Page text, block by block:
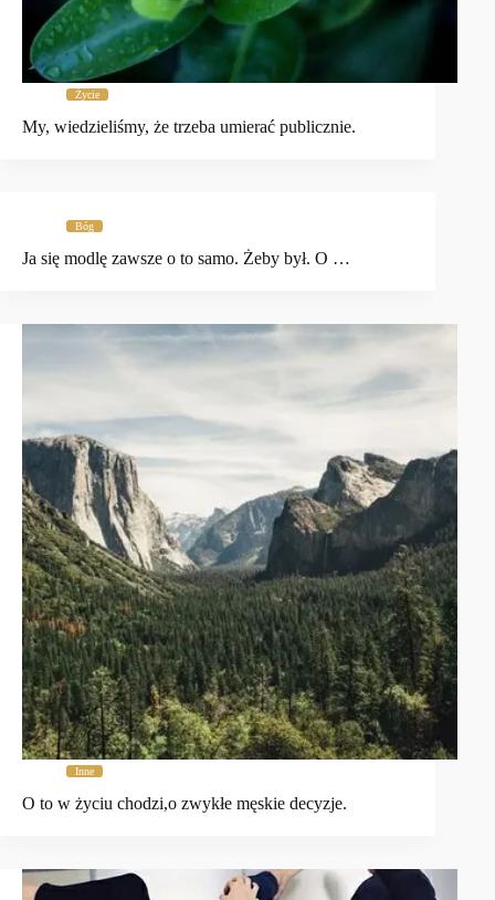
Życie
My, wiedzieliśmy, że trzeba umierać publicznie.
Bóg
Ja się modlę zawsze o to samo. Żeby był. O …
Inne
O to w życiu chodzi,o zwykłe męskie decyzje.